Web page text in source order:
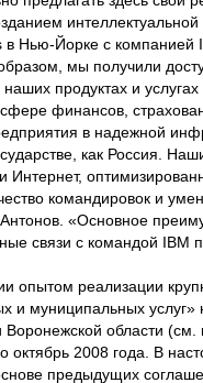
в Нью-Йорке с компанией
мы получили
продуктах и
финансов,
в надежной
как Россия.
Интернет,
командировок и
«Основное
связи с командой
опытом реализации
и муниципальных
области (см.
октябрь 2008 года. В
предыдущих